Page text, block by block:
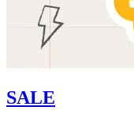
SALE